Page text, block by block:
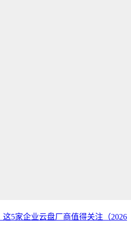
5家企业云盘厂商值得关注（2026